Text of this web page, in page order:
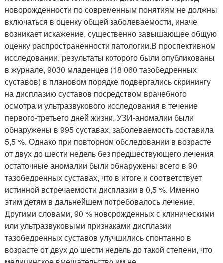
новорожденности по современным понятиям не должны
включаться в оценку общей заболеваемости, иначе
возникает искажение, существенно завышающее общую
оценку распространенности патологии.В проспективном
исследовании, результаты которого были опубликованы
в журнале, 9030 младенцев (18 060 тазобедренных
суставов) в плановом порядке подвергались скринингу
на дисплазию суставов посредством врачебного
осмотра и ультразвукового исследования в течение
первого-третьего дней жизни. УЗИ-аномалии были
обнаружены в 995 суставах, заболеваемость составила
5,5 %. Однако при повторном обследовании в возрасте
от двух до шести недель без предшествующего лечения
остаточные аномалии были обнаружены всего в 90
тазобедренных суставах, что в итоге и соответствует
истинной встречаемости дисплазии в 0,5 %. Именно
этим детям в дальнейшем потребовалось лечение.
Другими словами, 90 % новорожденных с клиническими
или ультразвуковыми признаками дисплазии
тазобедренных суставов улучшились спонтанно в
возрасте от двух до шести недель до такой степени, что